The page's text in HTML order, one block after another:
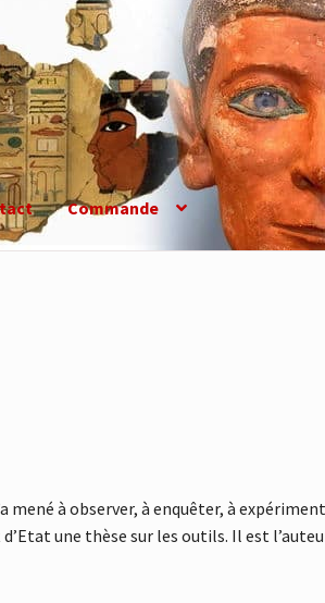
Commande
mené à observer, à enquêter, à
une thèse sur les outils. Il est